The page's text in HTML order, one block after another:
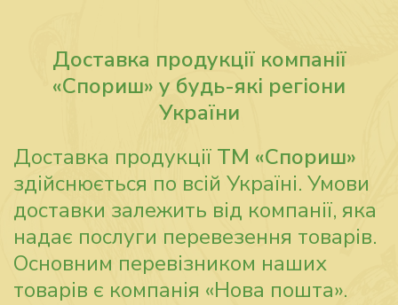
Доставка продукції компанії
«Спориш» у будь-які регіони
України
Доставка продукції ТМ «Спориш»
здійснюється по всій Україні. Умови
доставки залежить від компанії, яка
надає послуги перевезення товарів.
Основним перевізником наших
товарів є компанія «Нова пошта».